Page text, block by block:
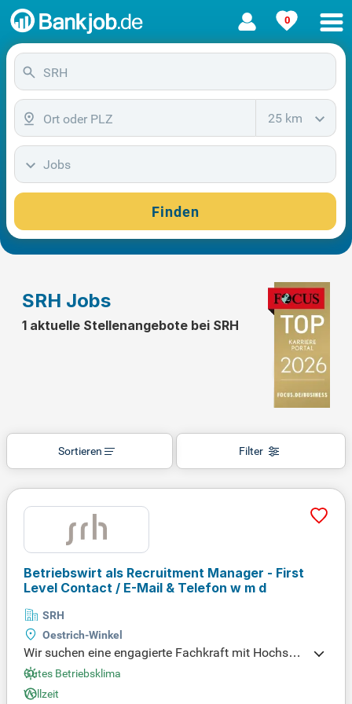
0
25 km
Jobs
Finden
SRH Jobs
1 aktuelle Stellenangebote bei SRH
Filter
Sortieren
Betriebswirt als Recruitment Manager - First
Level Contact / E-Mail & Telefon w m d
SRH
Oestrich-Winkel
Wir suchen eine engagierte Fachkraft mit Hochsch
ulabschluss in Betriebswirtschaftslehre oder Wirtsc
haftspsychologie und Erfahrung im Vertrieb von be
Gutes Betriebsklima
Vollzeit